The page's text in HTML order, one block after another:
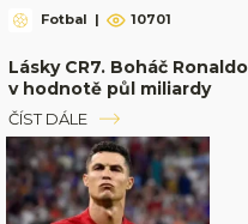
Fotbal | 10701
Lásky CR7. Boháč
v hodnotě půl miliardy
ČÍST DÁLE